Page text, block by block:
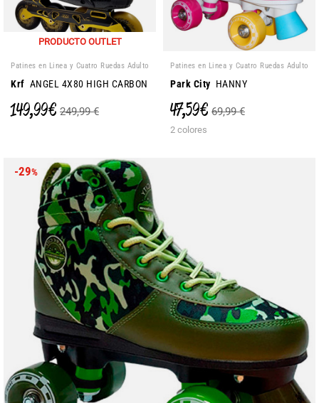
PRODUCTO OUTLET
Patines en Linea y Cuatro Ruedas Adulto
Krf ANGEL 4X80 HIGH CARBON
149,99 € 249,99 €
Patines en Linea y Cuatro Ruedas Adulto
Park City HANNY
47,59 € 69,99 €
2 colores
-29%